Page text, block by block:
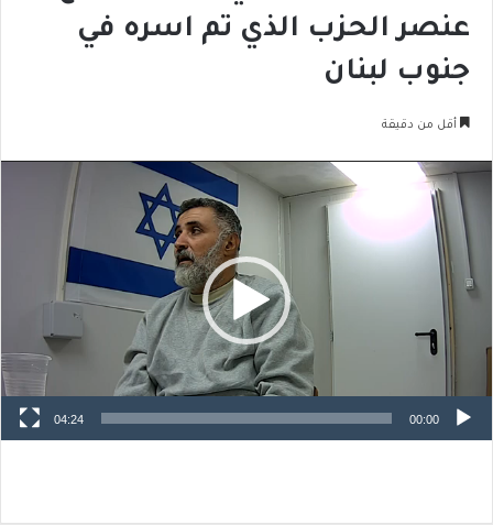
عنصر الحزب الذي تم اسره في
جنوب لبنان
أقل من دقيقة
مشغل
الفيديو
00:00
04:24